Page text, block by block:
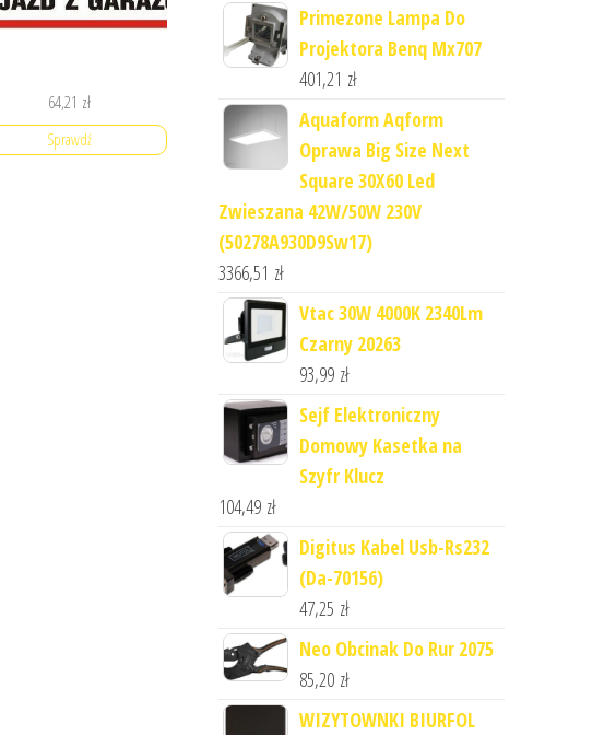
64,21 zł
Sprawdź
Primezone Lampa Do
Projektora Benq Mx707
401,21 zł
Aquaform Aqform
Oprawa Big Size Next
Square 30X60 Led
Zwieszana 42W/50W 230V
(50278A930D9Sw17)
3366,51 zł
Vtac 30W 4000K 2340Lm
Czarny 20263
93,99 zł
Sejf Elektroniczny
Domowy Kasetka na
Szyfr Klucz
104,49 zł
Digitus Kabel Usb-Rs232
(Da-70156)
47,25 zł
Neo Obcinak Do Rur 2075
85,20 zł
WIZYTOWNKI BIURFOL